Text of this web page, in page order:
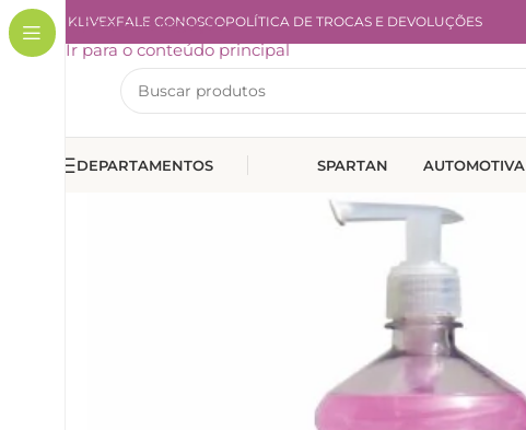
Ir para a navegação
Ir para o conteúdo principal
A KLIVEXFALE CONOSCOPOLÍTICA DE TROCAS E DEVOLUÇÕES
DEPARTAMENTOS SPARTAN AUTOMOTIVA